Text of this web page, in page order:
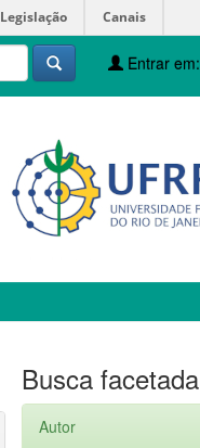
Legislação Canais
Entrar em:
Busca facetada
Autor